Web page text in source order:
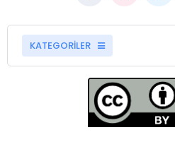
KATEGORİLER